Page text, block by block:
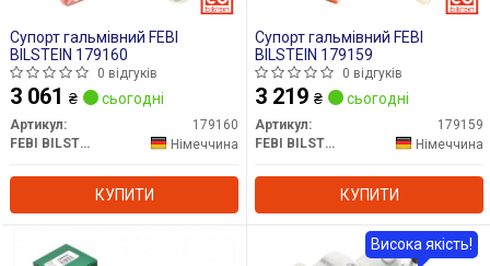
Супорт гальмівний FEBI
BILSTEIN 179160
0 відгуків
3 061 ₴ сьогодні
Артикул:
179160
FEBI BILSTEIN
Німеччина
КУПИТИ
Супорт гальмівний FEBI
BILSTEIN 179159
0 відгуків
3 219 ₴ сьогодні
Артикул:
179159
FEBI BILSTEIN
Німеччина
КУПИТИ
Висока якість!